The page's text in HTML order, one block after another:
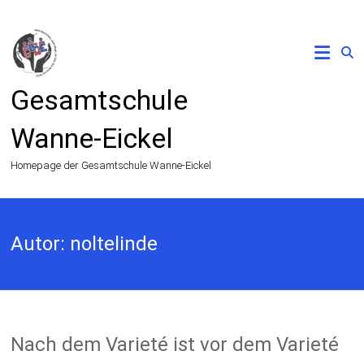
springen
Gesamtschule
Wanne-Eickel
Homepage der Gesamtschule Wanne-Eickel
Autor: noltelinde
Nach dem Varieté ist vor dem Varieté